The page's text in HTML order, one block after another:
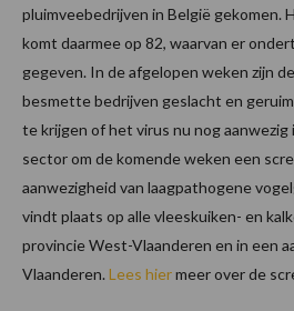
pluimveebedrijven in België gekomen.
komt daarmee op 82, waarvan er
gegeven. In de afgelopen weken zijn
besmette bedrijven geslacht en
te krijgen of het virus nu nog
sector om de komende weken een
aanwezigheid van laagpathogene
vindt plaats op alle vleeskuiken- en
provincie West-Vlaanderen en in een
Vlaanderen. Lees hiermeer over de